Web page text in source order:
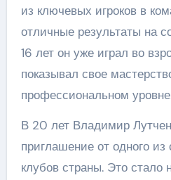
из ключевых игроков в
отличные результаты на
16 лет он уже играл во
показывал свое
профессиональном
В 20 лет Владимир
приглашение от одного
клубов страны. Это